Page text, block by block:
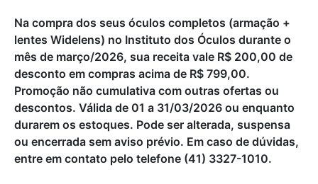
Na compra dos seus óculos completos (armação +
lentes Widelens) no Instituto dos Óculos durante o
mês de março/2026, sua receita vale R$ 200,00 de
desconto em compras acima de R$ 799,00.
Promoção não cumulativa com outras ofertas ou
descontos. Válida de 01 a 31/03/2026 ou enquanto
durarem os estoques. Pode ser alterada, suspensa
ou encerrada sem aviso prévio. Em caso de dúvidas,
entre em contato pelo telefone (41) 3327-1010.